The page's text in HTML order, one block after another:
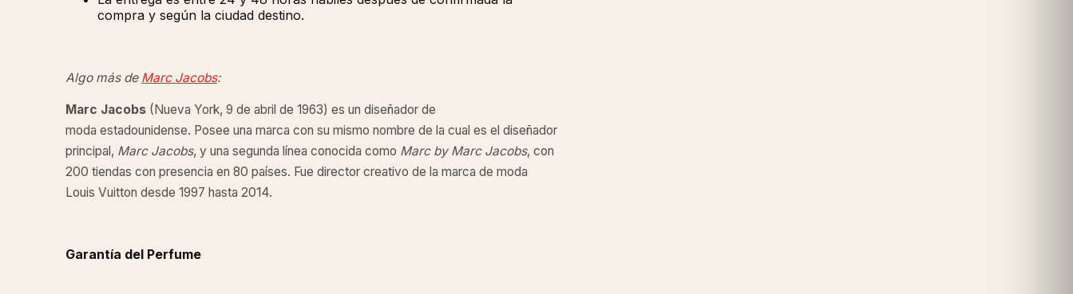
compra y según la ciudad destino.
Algo más de Marc Jacobs:
Marc Jacobs (Nueva York, 9 de abril de 1963) es un diseñador de
moda estadounidense. Posee una marca con su mismo nombre de la cual es el diseñador
principal, Marc Jacobs, y una segunda línea conocida como Marc by Marc Jacobs, con
200 tiendas con presencia en 80 países. Fue director creativo de la marca de moda
Louis Vuitton desde 1997 hasta 2014.​
Garantía del Perfume